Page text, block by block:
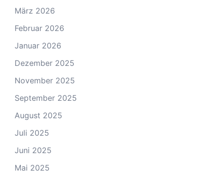
März 2026
Februar 2026
Januar 2026
Dezember 2025
November 2025
September 2025
August 2025
Juli 2025
Juni 2025
Mai 2025